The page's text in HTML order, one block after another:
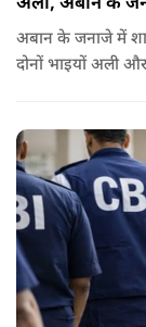
अबान के जनाजे में
दोनों भाइयों अली